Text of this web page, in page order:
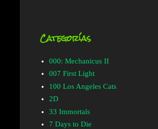
Categorías
000: Mechanicus II
007 First Light
100 Los Angeles Cats
2D
33 Immortals
7 Days to Die